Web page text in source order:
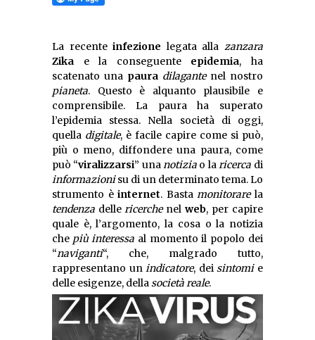
La recente infezione legata alla zanzara
Zika e la conseguente epidemia, ha
scatenato una paura dilagantenel nostro
pianeta. Questo è alquanto plausibile e
comprensibile. La paura ha superato
l’epidemia stessa. Nella società di oggi,
quella digitale, è facile capire come si può,
più o meno, diffondere una paura, come
può “viralizzarsi” unanotizia o laricerca di
informazionisu di un determinato tema. Lo
strumento è internet. Basta monitorarela
tendenza delle ricerchenel web, per capire
quale è, l’argomento, la cosa o la notizia
che più interessa al momento il popolo dei
“naviganti“, che, malgrado tutto,
rappresentano un indicatore, dei sintomie
delle esigenze, dellasocietà reale.